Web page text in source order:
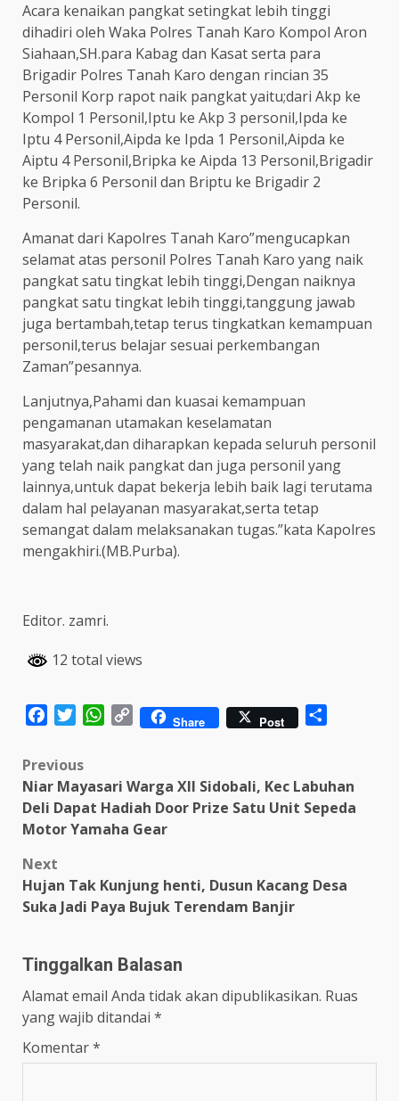
Acara kenaikan pangkat setingkat lebih tinggi
dihadiri oleh Waka Polres Tanah Karo Kompol Aron
Siahaan,SH.para Kabag dan Kasat serta para
Brigadir Polres Tanah Karo dengan rincian 35
Personil Korp rapot naik pangkat yaitu;dari Akp ke
Kompol 1 Personil,Iptu ke Akp 3 personil,Ipda ke
Iptu 4 Personil,Aipda ke Ipda 1 Personil,Aipda ke
Aiptu 4 Personil,Bripka ke Aipda 13 Personil,Brigadir
ke Bripka 6 Personil dan Briptu ke Brigadir 2
Personil.
Amanat dari Kapolres Tanah Karo”mengucapkan
selamat atas personil Polres Tanah Karo yang naik
pangkat satu tingkat lebih tinggi,Dengan naiknya
pangkat satu tingkat lebih tinggi,tanggung jawab
juga bertambah,tetap terus tingkatkan kemampuan
personil,terus belajar sesuai perkembangan
Zaman”pesannya.
Lanjutnya,Pahami dan kuasai kemampuan
pengamanan utamakan keselamatan
masyarakat,dan diharapkan kepada seluruh personil
yang telah naik pangkat dan juga personil yang
lainnya,untuk dapat bekerja lebih baik lagi terutama
dalam hal pelayanan masyarakat,serta tetap
semangat dalam melaksanakan tugas.”kata Kapolres
mengakhiri.(MB.Purba).
Editor. zamri.
12 total views
FacebookTwitterWhatsApp
Copy Share Post
Post
navigation
Previous
Niar Mayasari Warga XII Sidobali, Kec Labuhan
Deli Dapat Hadiah Door Prize Satu Unit Sepeda
Motor Yamaha Gear
Next
Hujan Tak Kunjung henti, Dusun Kacang Desa
Suka Jadi Paya Bujuk Terendam Banjir
Tinggalkan Balasan
Alamat email Anda tidak akan dipublikasikan. Ruas
yang wajib ditandai *
Komentar*